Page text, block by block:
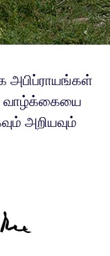
அபிப்ராயங்கள்
வாழ்க்கையை
அறியவும்